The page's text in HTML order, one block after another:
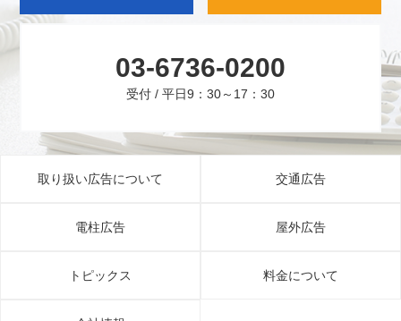
03-6736-0200
受付 / 平日9：30～17：30
取り扱い広告について 交通広告
電柱広告 屋外広告
トピックス 料金について